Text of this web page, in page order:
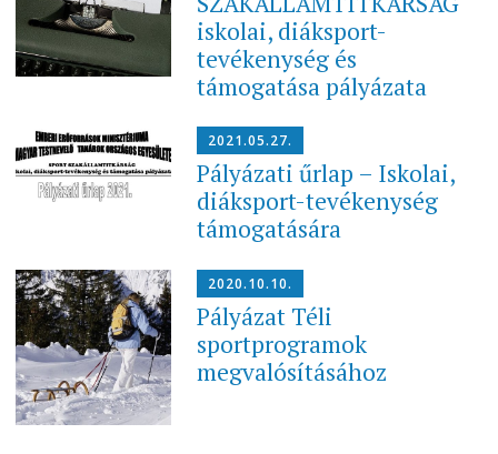
iskolai, diáksport-
tevékenység és
támogatása pályázata
2021.05.27.
Pályázati űrlap – Iskolai,
diáksport-tevékenység
támogatására
2020.10.10.
Pályázat Téli
sportprogramok
megvalósításához